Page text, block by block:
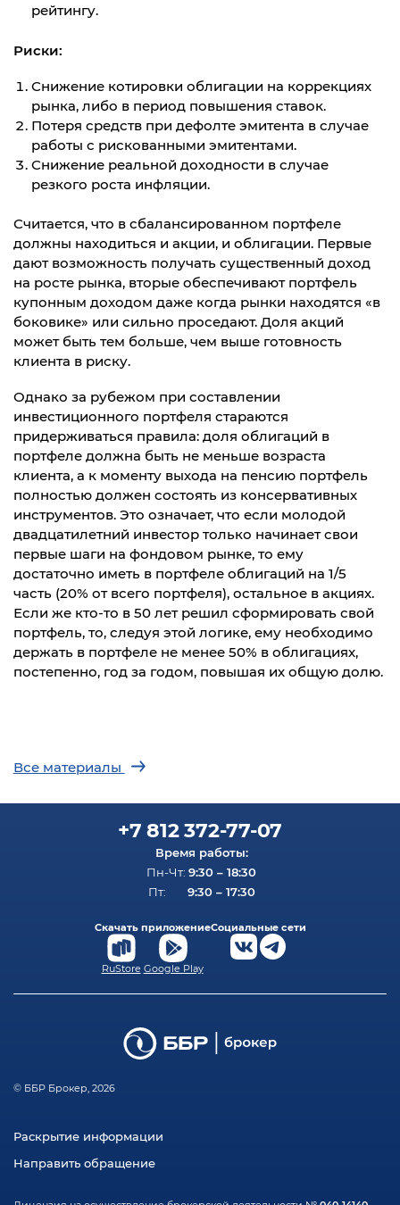
рейтингу.
Риски:
Снижение котировки облигации на коррекциях
рынка, либо в период повышения ставок.
Потеря средств при дефолте эмитента в случае
работы с рискованными эмитентами.
Снижение реальной доходности в случае
резкого роста инфляции.
Считается, что в сбалансированном портфеле
должны находиться и акции, и облигации. Первые
дают возможность получать существенный доход
на росте рынка, вторые обеспечивают портфель
купонным доходом даже когда рынки находятся «в
боковике» или сильно проседают. Доля акций
может быть тем больше, чем выше готовность
клиента в риску.
Однако за рубежом при составлении
инвестиционного портфеля стараются
придерживаться правила: доля облигаций в
портфеле должна быть не меньше возраста
клиента, а к моменту выхода на пенсию портфель
полностью должен состоять из консервативных
инструментов. Это означает, что если молодой
двадцатилетний инвестор только начинает свои
первые шаги на фондовом рынке, то ему
достаточно иметь в портфеле облигаций на 1/5
часть (20% от всего портфеля), остальное в акциях.
Если же кто-то в 50 лет решил сформировать свой
портфель, то, следуя этой логике, ему необходимо
держать в портфеле не менее 50% в облигациях,
постепенно, год за годом, повышая их общую долю.
Все материалы
+7 812 372-77-07
Время работы:
Пн-Чт: 9:30 – 18:30
Пт: 9:30 – 17:30
Скачать приложение
RuStore Google Play
Социальные сети
© ББР Брокер, 2026
Раскрытие информации
Направить обращение